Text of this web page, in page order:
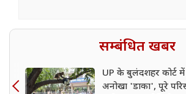
सम्बंधित खबर
UP के बुलंदशहर कोर्ट
अनोखा 'डाका', पूरे